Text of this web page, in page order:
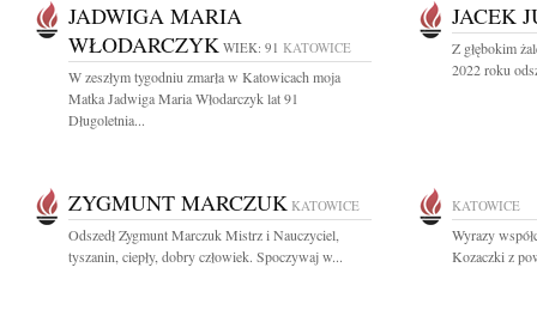
JADWIGA MARIA
WŁODARCZYK WIEK: 91 KATOWICE
W zeszłym tygodniu zmarła w Katowicach moja
Matka Jadwiga Maria Włodarczyk lat 91
Długoletnia...
JACEK
Z głębokim
2022 roku
ZYGMUNT MARCZUK KATOWICE
Odszedł Zygmunt Marczuk Mistrz i Nauczyciel,
tyszanin, ciepły, dobry człowiek. Spoczywaj w...
KATOWICE
Wyrazy
Kozaczki z